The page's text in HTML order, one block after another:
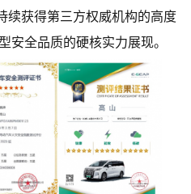
续获得第三方权威机构的高度
安全品质的硬核实力展现。